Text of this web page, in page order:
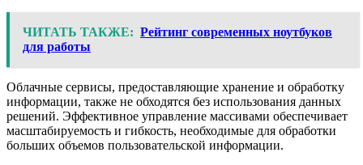
ЧИТАТЬ ТАКЖЕ: Рейтинг современных ноутбуков
для работы
Облачные сервисы, предоставляющие хранение и обработку
информации, также не обходятся без использования данных
решений. Эффективное управление массивами обеспечивает
масштабируемость и гибкость, необходимые для обработки
больших объемов пользовательской информации.